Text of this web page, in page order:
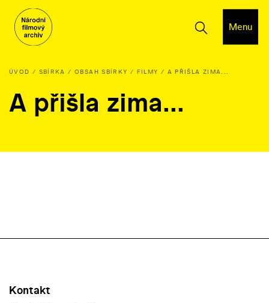
Menu
ÚVOD SBÍRKA OBSAH SBÍRKY FILMY A PŘIŠLA ZIMA...
A přišla zima...
Kontakt